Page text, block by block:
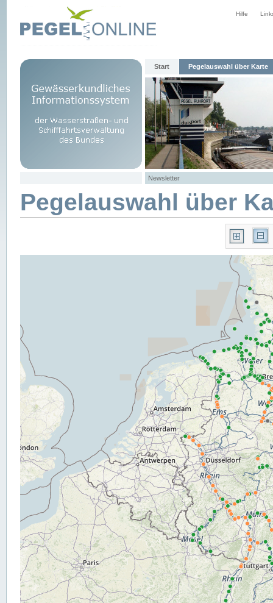
Hilfe
Start Pegelauswahl über Karte
Newsletter
Pegelauswahl über